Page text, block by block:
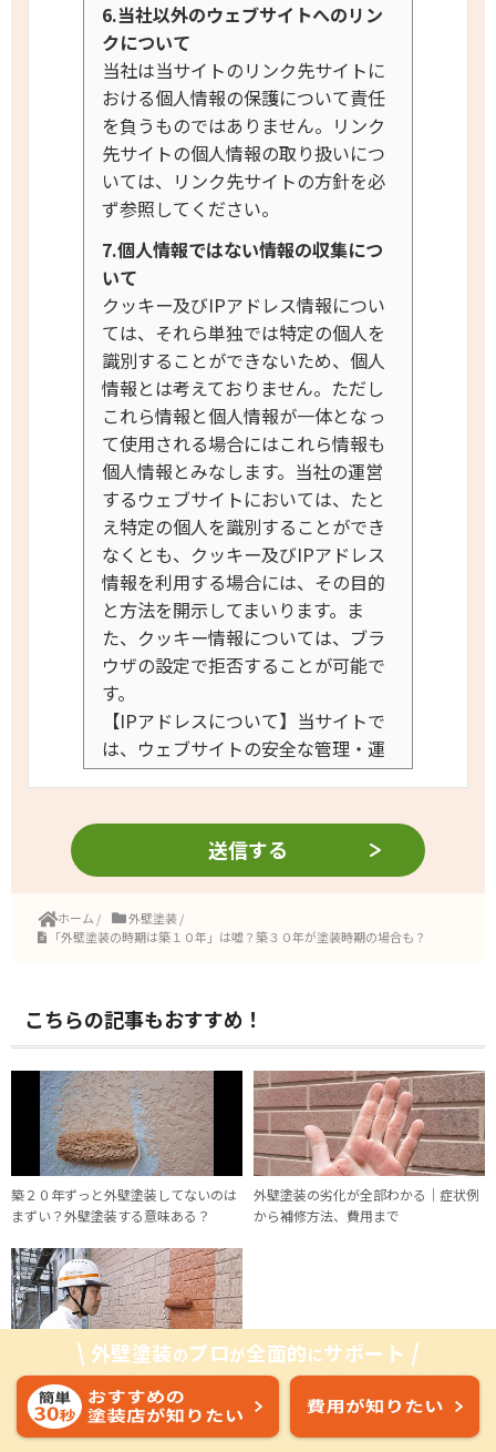
6.当社以外のウェブサイトへのリン
クについて
当社は当サイトのリンク先サイトに
おける個人情報の保護について責任
を負うものではありません。リンク
先サイトの個人情報の取り扱いにつ
いては、リンク先サイトの方針を必
ず参照してください。
7.個人情報ではない情報の収集につ
いて
クッキー及びIPアドレス情報につい
ては、それら単独では特定の個人を
識別することができないため、個人
情報とは考えておりません。 ただし
これら情報と個人情報が一体となっ
て使用される場合にはこれら情報も
個人情報とみなします。当社の運営
するウェブサイトにおいては、たと
え特定の個人を識別することができ
なくとも、クッキー及びIPアドレス
情報を利用する場合には、その目的
と方法を開示してまいります。 ま
た、クッキー情報については、ブラ
ウザの設定で拒否することが可能で
す。
【IPアドレスについて】 当サイトで
は、ウェブサイトの安全な管理・運
営のためにIPアドレスの記録を行な
は、ウェブサイト上で発生した障害
等の迅速な原因特定と復旧のために
を特定することはございません。
【Cookie（クッキー）について】当
Analyticsを利用してサイトのアクセ
ス解析を行っております。この
Googleアナリティクスはトラフィッ
クデータの収集のために、これに付
随して生成されるテキストファイル
「Cookie（クッキー）」を通じて分
析を行うことがありますが、この
際、IPアドレス等のユーザ様情報の
一部が、Google LLC（グーグル）に
収集される可能性があります。
ではサイト利用状況の分析、サイト
運営者へのレポートの作成、その他
のサービスの提供目的に限りこれを
使用します。利用者は、当サイトを
利用することで、上記方法および目
的においてGoogleが行うこの様な
ホーム / 外壁塗装/
「外壁塗装の時期は築１０年」は嘘？築３０年が塗装時期の場合も？
こちらの記事もおすすめ！
築２０年ずっと外壁塗装してないのは
まずい？外壁塗装する意味ある？
外壁塗装の劣化が全部わかる｜症状例
から補修方法、費用まで
家が長持ちする！外壁塗装の最適な時
期とタイミング
外壁塗装のプロが全面的にサポート